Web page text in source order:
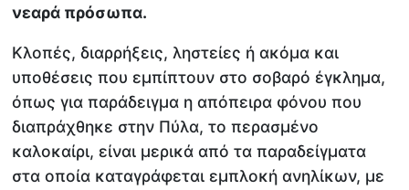
νεαρά πρόσωπα.
Κλοπές, διαρρήξεις, ληστείες ή ακόμα και
υποθέσεις που εμπίπτουν στο σοβαρό έγκλημα,
όπως για παράδειγμα η απόπειρα φόνου που
διαπράχθηκε στην Πύλα, το περασμένο
καλοκαίρι, είναι μερικά από τα παραδείγματα
στα οποία καταγράφεται εμπλοκή ανηλίκων, με